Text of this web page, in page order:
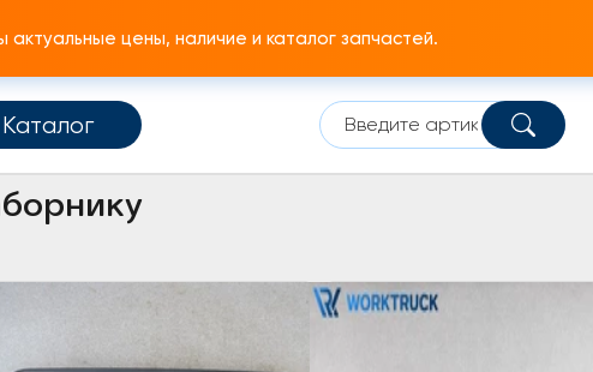
цены, наличие и каталог запчастей.
КаталогСистема забора воздуха Прочее по воздухозаборнику